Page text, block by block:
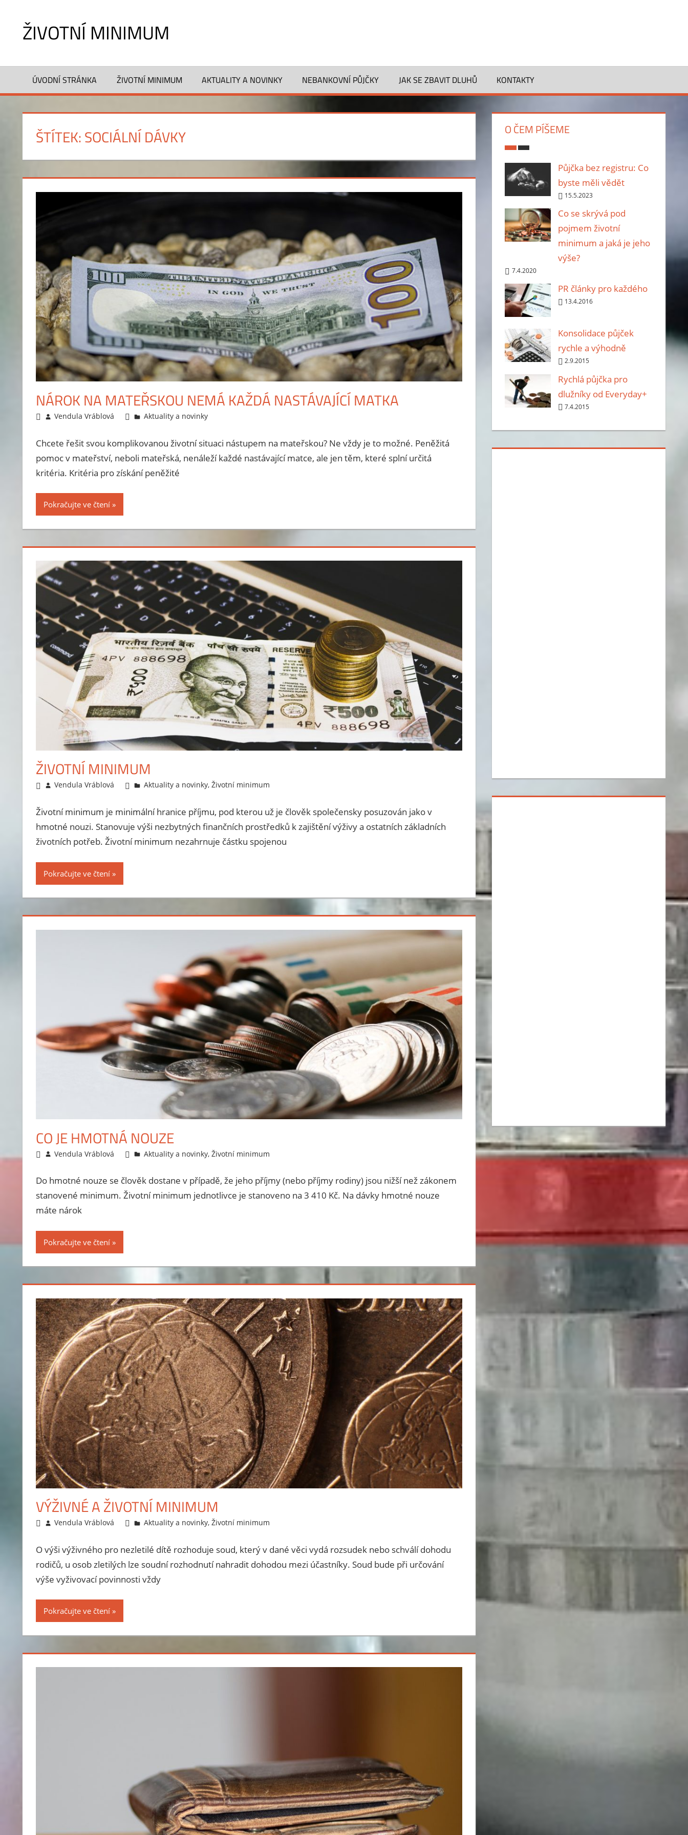
contentŽIVOTNÍ MINIMUM
je
životní
minimum
Kolik
výše
životního
bude
zvýšení?
Aktuální
informace,
podat
žádost
příklady
výpočet
rodinu.
ÚVODNÍ STRÁNKA ŽIVOTNÍ MINIMUM AKTUALITY A NOVINKY NEBANKOVNÍ PŮJČKY JAK SE ZBAVIT DLUHŮ KONTAKTY
ŠTÍTEK:SOCIÁLNÍ DÁVKY
NÁROK NA MATEŘSKOU NEMÁ KAŽDÁ NASTÁVAJÍCÍ MATKA
1.3.2014
Vendula Vráblová Aktuality a novinky
Chcete řešit svou komplikovanou životní situaci nástupem na mateřskou? Ne vždy je to možné. Peněžitá
pomoc v mateřství, neboli mateřská, nenáleží každé nastávající matce, ale jen těm, které splní určitá
kritéria. Kritéria pro získání peněžité
Pokračujte ve čtení
ŽIVOTNÍ MINIMUM
15.11.2013
Vendula Vráblová Aktuality a novinky,Životní minimum
Životní minimum je minimální hranice příjmu, pod kterou už je člověk společensky posuzován jako v
hmotné nouzi. Stanovuje výši nezbytných finančních prostředků k zajištění výživy a ostatních základních
životních potřeb. Životní minimum nezahrnuje částku spojenou
Pokračujte ve čtení
CO JE HMOTNÁ NOUZE
30.9.2013
Vendula Vráblová Aktuality a novinky,Životní minimum
Do hmotné nouze se člověk dostane v případě, že jeho příjmy (nebo příjmy rodiny) jsou nižší než zákonem
stanovené minimum. Životní minimum jednotlivce je stanoveno na 3 410 Kč. Na dávky hmotné nouze
máte nárok
Pokračujte ve čtení
VÝŽIVNÉ A ŽIVOTNÍ MINIMUM
28.5.2013
Vendula Vráblová Aktuality a novinky,Životní minimum
O výši výživného pro nezletilé dítě rozhoduje soud, který v dané věci vydá rozsudek nebo schválí dohodu
rodičů, u osob zletilých lze soudní rozhodnutí nahradit dohodou mezi účastníky. Soud bude při určování
výše vyživovací povinnosti vždy
Pokračujte ve čtení
O ČEM PÍŠEME
Půjčka bez registru: Co
byste měli vědět
15.5.2023
Co se skrývá pod
pojmem životní
minimum a jaká je jeho
výše?
7.4.2020
PR články pro každého
13.4.2016
Konsolidace půjček
rychle a výhodně
2.9.2015
Rychlá půjčka pro
dlužníky od Everyday+
7.4.2015